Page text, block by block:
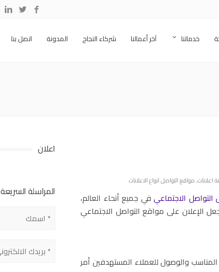
خدماتنا آخر أعمالنا شركاء النجاح المدونة اتصل بنا
,مواقع التواصل انواع الاعلانات
التواصل الاجتماعيفي جميع أنحاء العالم،
في المئة، هذا النمو السريع يجعل الإعلان على مواقع التواصل الاجتماعي
المناسب والوصول للعملاء المستهدفين أمر
اعلان
المراسلة السريعة